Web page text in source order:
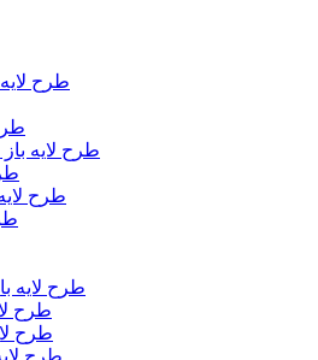
طرح لایه
طرح لایه
طرح
طرح لایه
طرح
طرح